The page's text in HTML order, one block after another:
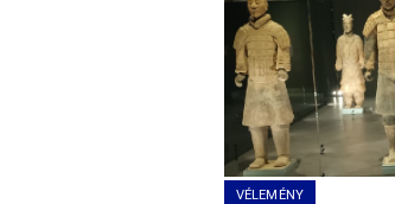
VÉLEMÉNY